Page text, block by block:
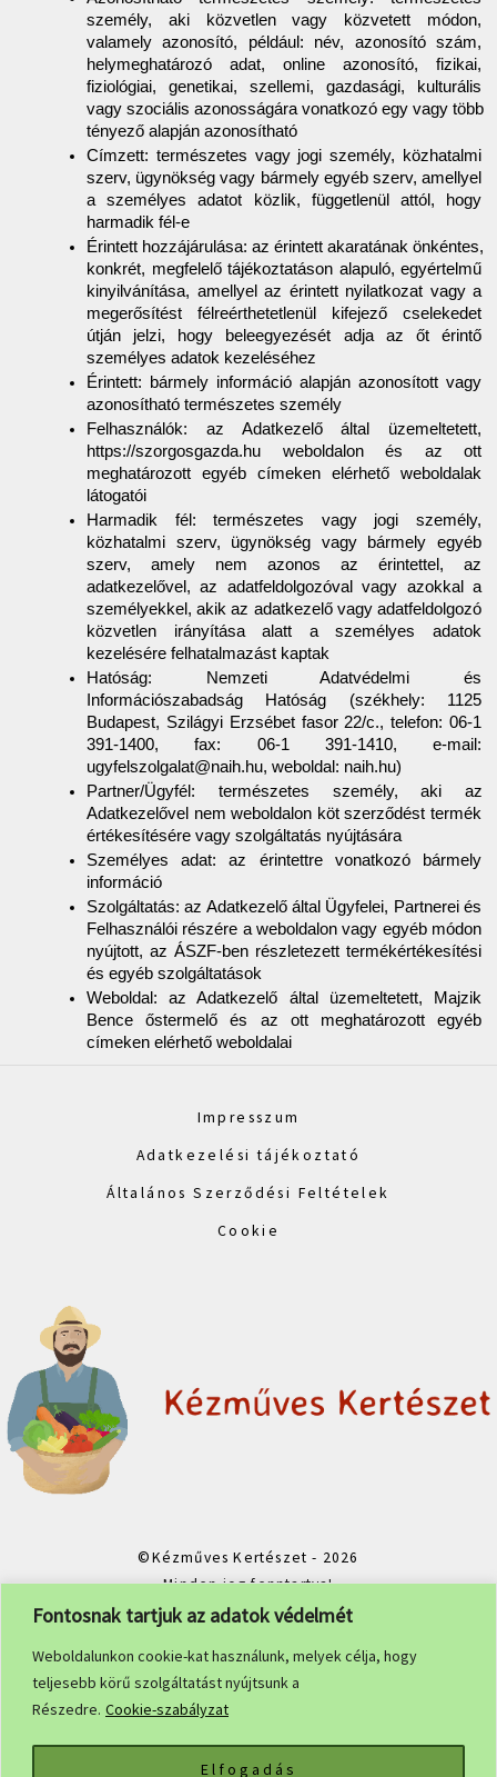
Fontosnak tartjuk az adatok védelmét
Weboldalunkon cookie-kat használunk, melyek célja, hogy
teljesebb körű szolgáltatást nyújtsunk a
Részedre. Cookie-szabályzat
Elfogadás
személy, aki közvetlen vagy közvetett módon,
valamely azonosító, például: név, azonosító szám,
helymeghatározó adat, online azonosító, fizikai,
fiziológiai, genetikai, szellemi, gazdasági, kulturális
vagy szociális azonosságára vonatkozó egy vagy több
tényező alapján azonosítható
Címzett: természetes vagy jogi személy, közhatalmi
szerv, ügynökség vagy bármely egyéb szerv, amellyel
a személyes adatot közlik, függetlenül attól, hogy
harmadik fél-e
Érintett hozzájárulása: az érintett akaratának önkéntes,
konkrét, megfelelő tájékoztatáson alapuló, egyértelmű
kinyilvánítása, amellyel az érintett nyilatkozat vagy a
megerősítést félreérthetetlenül kifejező cselekedet
útján jelzi, hogy beleegyezését adja az őt érintő
személyes adatok kezeléséhez
Érintett: bármely információ alapján azonosított vagy
azonosítható természetes személy
Felhasználók: az Adatkezelő által üzemeltetett,
https://szorgosgazda.hu weboldalon és az ott
meghatározott egyéb címeken elérhető weboldalak
látogatói
Harmadik fél: természetes vagy jogi személy,
közhatalmi szerv, ügynökség vagy bármely egyéb
szerv, amely nem azonos az érintettel, az
adatkezelővel, az adatfeldolgozóval vagy azokkal a
személyekkel, akik az adatkezelő vagy adatfeldolgozó
közvetlen irányítása alatt a személyes adatok
kezelésére felhatalmazást kaptak
Hatóság: Nemzeti Adatvédelmi és
Információszabadság Hatóság (székhely: 1125
Budapest, Szilágyi Erzsébet fasor 22/c., telefon: 06-1
391-1400, fax: 06-1 391-1410, e-mail:
ugyfelszolgalat@naih.hu, weboldal: naih.hu)
Partner/Ügyfél: természetes személy, aki az
Adatkezelővel nem weboldalon köt szerződést termék
értékesítésére vagy szolgáltatás nyújtására
Személyes adat: az érintettre vonatkozó bármely
információ
Szolgáltatás: az Adatkezelő által Ügyfelei, Partnerei és
Felhasználói részére a weboldalon vagy egyéb módon
nyújtott, az ÁSZF-ben részletezett termékértékesítési
és egyéb szolgáltatások
Weboldal: az Adatkezelő által üzemeltetett, Majzik
Bence őstermelő és az ott meghatározott egyéb
címeken elérhető weboldalai
Impresszum
Adatkezelési tájékoztató
Általános Szerződési Feltételek
Cookie
©Kézműves Kertészet - 2026
Minden jog fenntartva!
Facebook Instagram